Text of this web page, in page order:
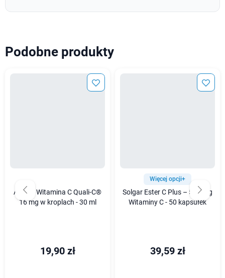
Podobne produkty
Avitale Witamina C Quali-C®
16 mg w kroplach - 30 ml
19,90 zł
Więcej opcji+
Solgar Ester C Plus – 500 mg
Witaminy C - 50 kapsułek
39,59 zł